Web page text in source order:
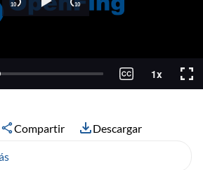
Compartir Descargar